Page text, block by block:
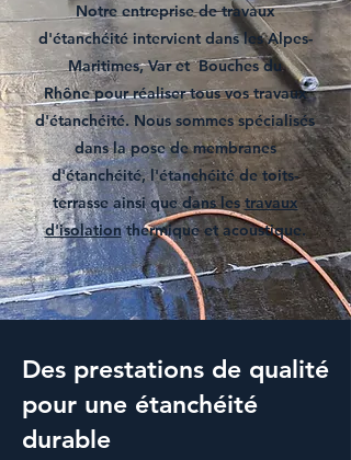
Notre entreprise detravaux
d'étanchéitéintervient dans les Alpes-
Maritimes,Var et Bouches du
Rhônepour réaliser tous vostravaux
d'étanchéité. Nous sommes spécialisés
dans lapose de membranes
d'étanchéité,l'étanchéité de toits-
terrasseainsi que dans lestravaux
d'isolationthermique et acoustique.
Des prestations de qualité
pour une étanchéité
durable